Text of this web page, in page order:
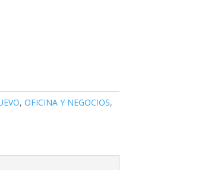
, OFICINA Y NEGOCIOS,